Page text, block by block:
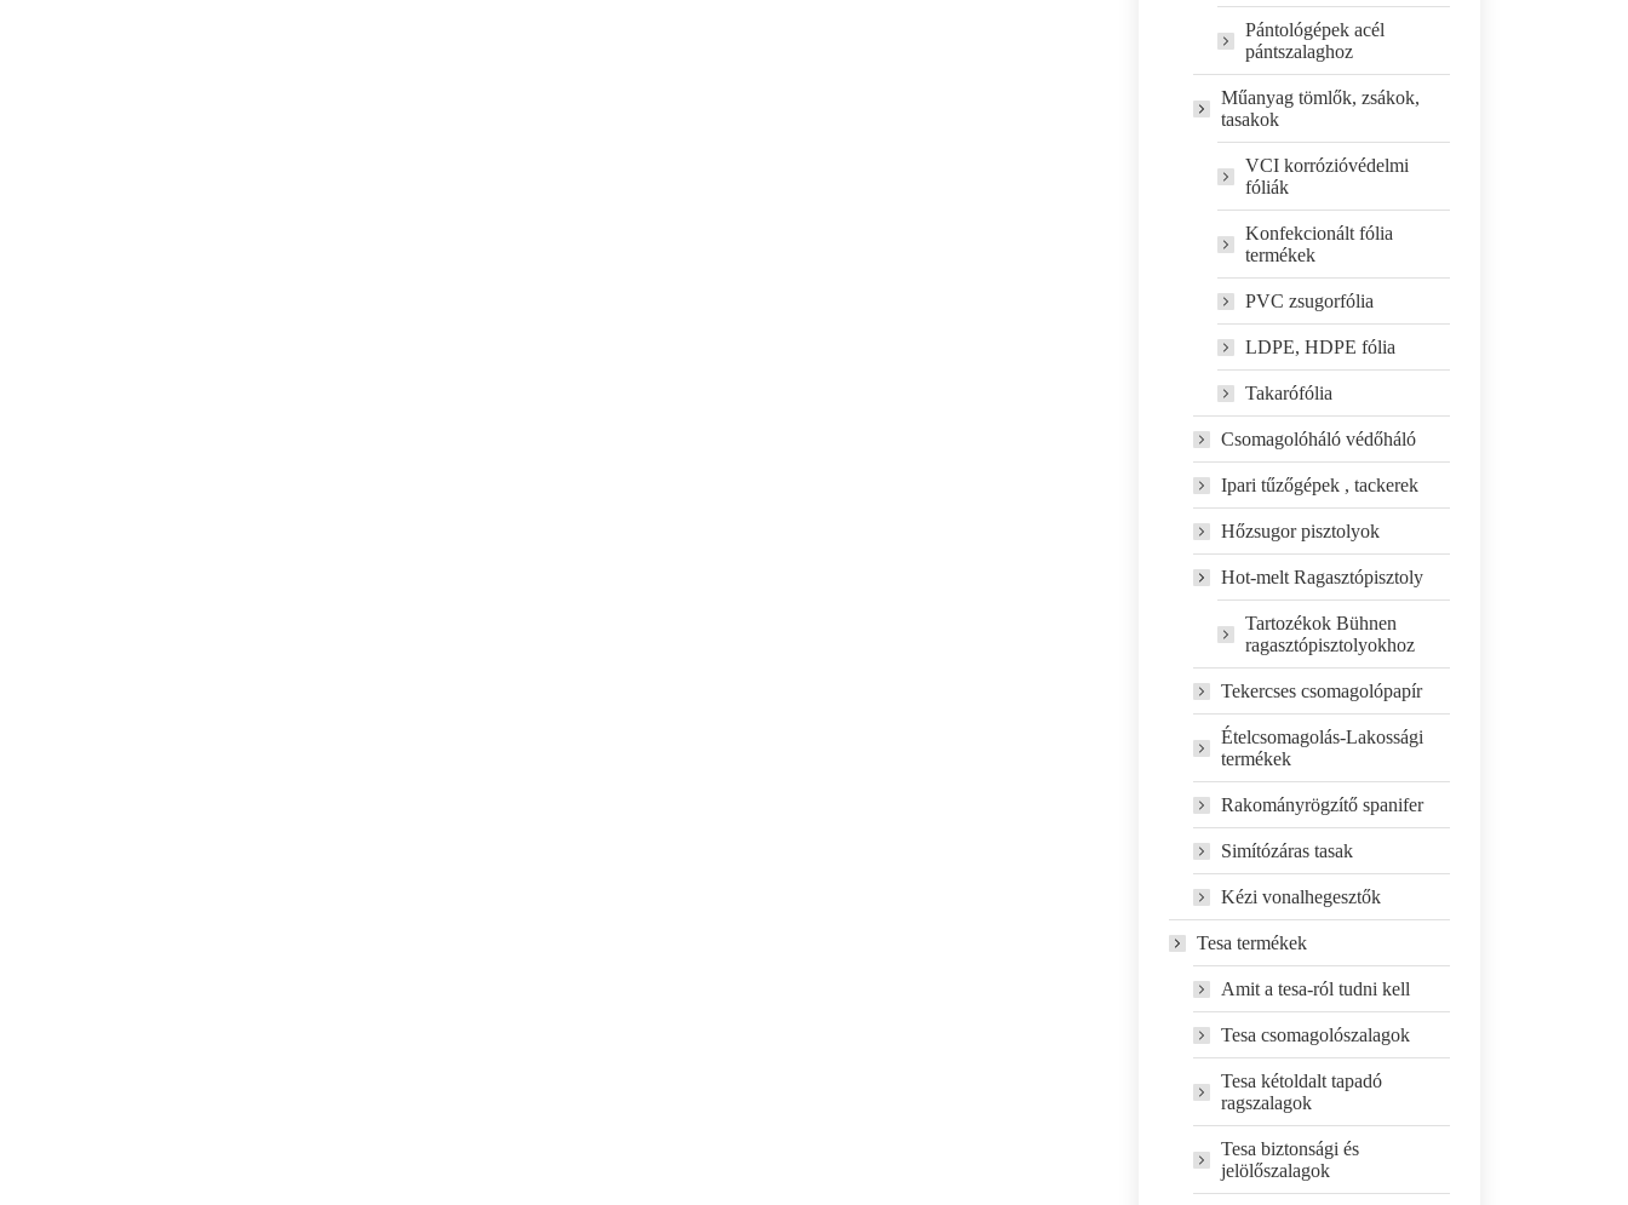
Pántológépek acél
pántszalaghoz
Műanyag tömlők, zsákok,
tasakok
VCI korrózióvédelmi
fóliák
Konfekcionált fólia
termékek
PVC zsugorfólia
LDPE, HDPE fólia
Takarófólia
Csomagolóháló védőháló
Ipari tűzőgépek , tackerek
Hőzsugor pisztolyok
Hot-melt Ragasztópisztoly
Tartozékok Bühnen
ragasztópisztolyokhoz
Tekercses csomagolópapír
Ételcsomagolás-Lakossági
termékek
Rakományrögzítő spanifer
Simítózáras tasak
Kézi vonalhegesztők
Tesa termékek
Amit a tesa-ról tudni kell
Tesa csomagolószalagok
Tesa kétoldalt tapadó
ragszalagok
Tesa biztonsági és
jelölőszalagok